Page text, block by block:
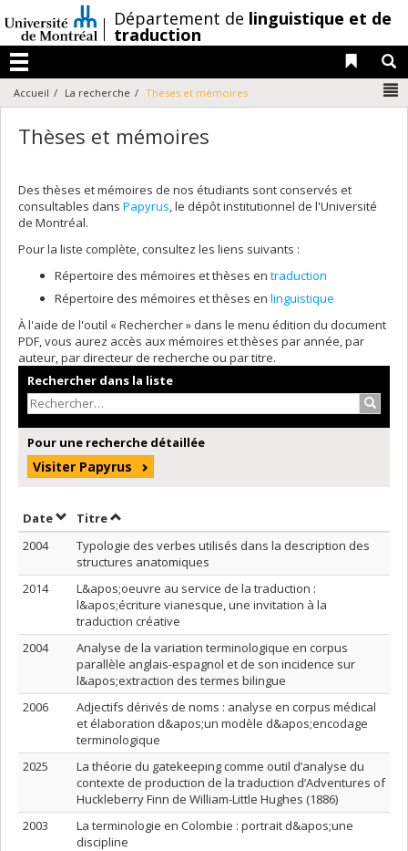
au
contenu
/Département de linguistique et de
traduction
Menu
Liens
Accueil La recherche Thèses et mémoires
Thèses et mémoires
Des thèses et mémoires de nos étudiants sont conservés et
consultables dans Papyrus, le dépôt institutionnel de l'Université
de Montréal.
Pour la liste complète, consultez les liens suivants :
Répertoire des mémoires et thèses en traduction
Répertoire des mémoires et thèses en linguistique
À l'aide de l'outil « Rechercher » dans le menu édition du document
PDF, vous aurez accès aux mémoires et thèses par année, par
auteur, par directeur de recherche ou par titre.
Rechercher dans la liste
Pour une recherche détaillée
Visiter Papyrus
DateTrier par date en ordre croissant
TitreTrier par titre en ordre croissant
2004
Typologie des verbes utilisés dans la description des
structures anatomiques
2014
L&apos;oeuvre au service de la traduction :
l&apos;écriture vianesque, une invitation à la
traduction créative
2004
Analyse de la variation terminologique en corpus
parallèle anglais-espagnol et de son incidence sur
l&apos;extraction des termes bilingue
2006
Adjectifs dérivés de noms : analyse en corpus médical
et élaboration d&apos;un modèle d&apos;encodage
terminologique
2025
La théorie du gatekeeping comme outil d’analyse du
contexte de production de la traduction d’Adventures of
Huckleberry Finn de William-Little Hughes (1886)
2003
La terminologie en Colombie : portrait d&apos;une
discipline